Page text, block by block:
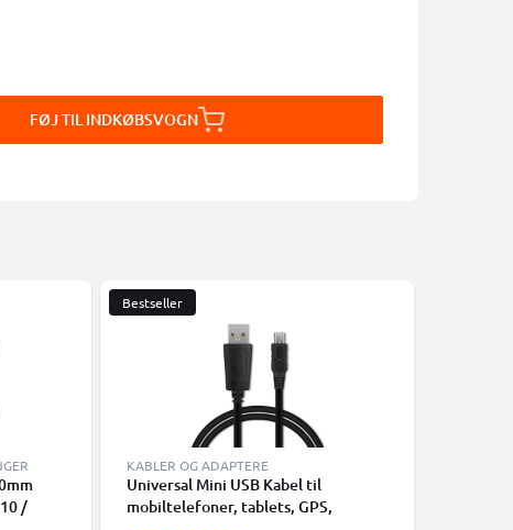
FØJ TIL INDKØBSVOGN
/
Bestseller
KABLER OG ADAPTERE
Universal Mini USB Kabel til
mobiltelefoner, tablets, GPS,